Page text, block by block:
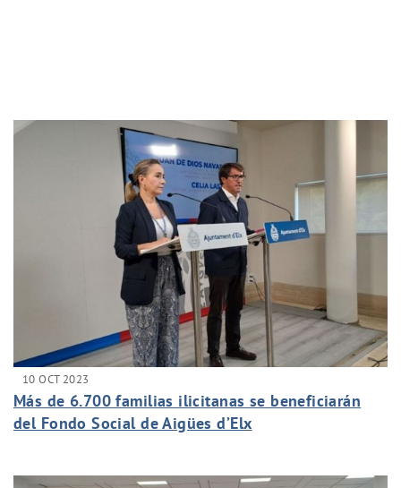
10 OCT 2023
Más de 6.700 familias ilicitanas se beneficiarán
del Fondo Social de Aigües d’Elx